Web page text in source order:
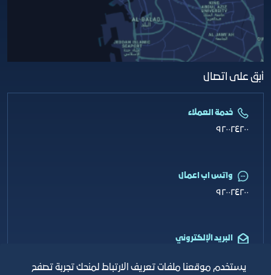
أبق على اتصال
خدمة العملاء
٩٢٠٠٢٤٢٠٠
واتس اب اعمال
٩٢٠٠٢٤٢٠٠
البريد الإلكتروني
يستخدم موقعنا ملفات تعريف الارتباط لمنحك تجربة تصفح